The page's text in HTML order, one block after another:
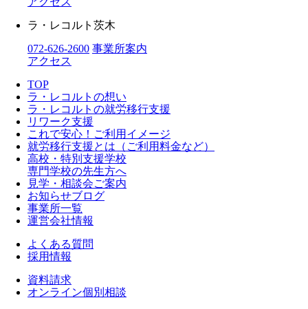
ラ・レコルト茨木
072-626-2600 事業所案内
アクセス
TOP
ラ・レコルトの想い
ラ・レコルトの就労移行支援
リワーク支援
これで安心！ご利用イメージ
就労移行支援とは（ご利用料金など）
高校・特別支援学校
専門学校の先生方へ
見学・相談会ご案内
お知らせブログ
事業所一覧
運営会社情報
よくある質問
採用情報
資料請求
オンライン個別相談